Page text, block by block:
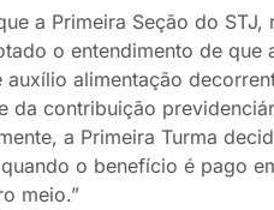
a Primeira Seção do
o entendimento de que
alimentação
da contribuição
a Primeira Turma
o benefício é pago
meio.”